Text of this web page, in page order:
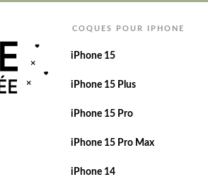
COQUES POUR IPHONE
iPhone 15
iPhone 15 Plus
iPhone 15 Pro
iPhone 15 Pro Max
iPhone 14